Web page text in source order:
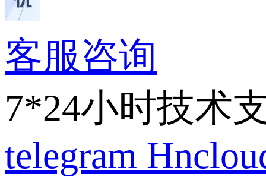
客服咨询
7*24小时技术
telegram